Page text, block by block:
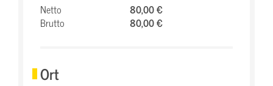
Netto
80,00 €
Brutto
80,00 €
Ort